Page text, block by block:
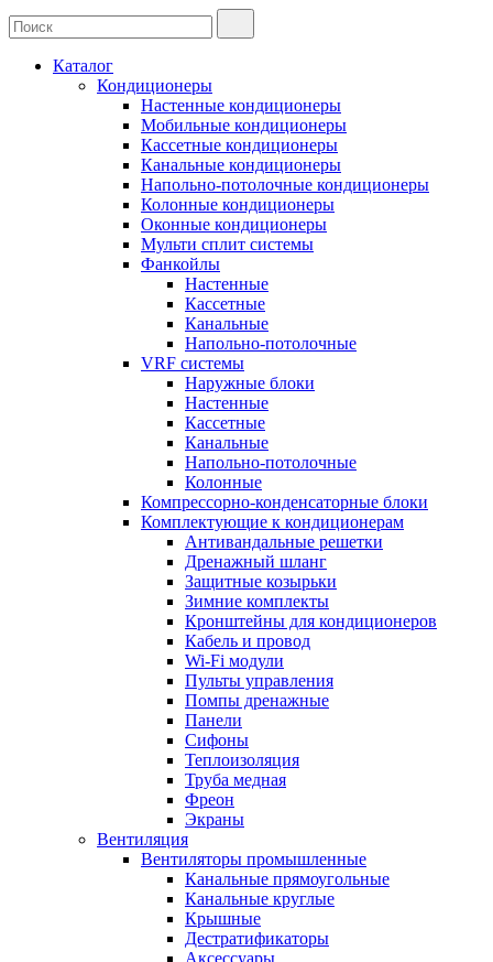
Каталог
Кондиционеры
Настенные кондиционеры
Мобильные кондиционеры
Кассетные кондиционеры
Канальные кондиционеры
Напольно-потолочные кондиционеры
Колонные кондиционеры
Оконные кондиционеры
Мульти сплит системы
Фанкойлы
Настенные
Кассетные
Канальные
Напольно-потолочные
VRF системы
Наружные блоки
Настенные
Кассетные
Канальные
Напольно-потолочные
Колонные
Компрессорно-конденсаторные блоки
Комплектующие к кондиционерам
Антивандальные решетки
Дренажный шланг
Защитные козырьки
Зимние комплекты
Кронштейны для кондиционеров
Кабель и провод
Wi-Fi модули
Пульты управления
Помпы дренажные
Панели
Сифоны
Теплоизоляция
Труба медная
Фреон
Экраны
Вентиляция
Вентиляторы промышленные
Канальные прямоугольные
Канальные круглые
Крышные
Дестратификаторы
Аксессуары